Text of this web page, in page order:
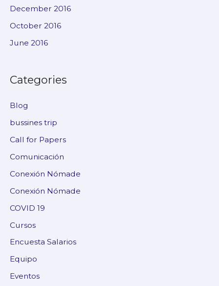
December 2016
October 2016
June 2016
Categories
Blog
bussines trip
Call for Papers
Comunicación
Conexión Nómade
Conexión Nómade
COVID 19
Cursos
Encuesta Salarios
Equipo
Eventos